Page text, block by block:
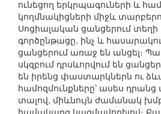
ունեցող երկրպագուների և
կողմնակիցների միջև
Սոցիալական ցանցերում տեղի է
գործընթացը, ինչ և
ցանցերում առաջ են անցել։
սկզբում դրսևորվում են
են իրենց փաստարկներն ու
համոզմունքները՝ ասես
տալով, միևնույն ժամանակ